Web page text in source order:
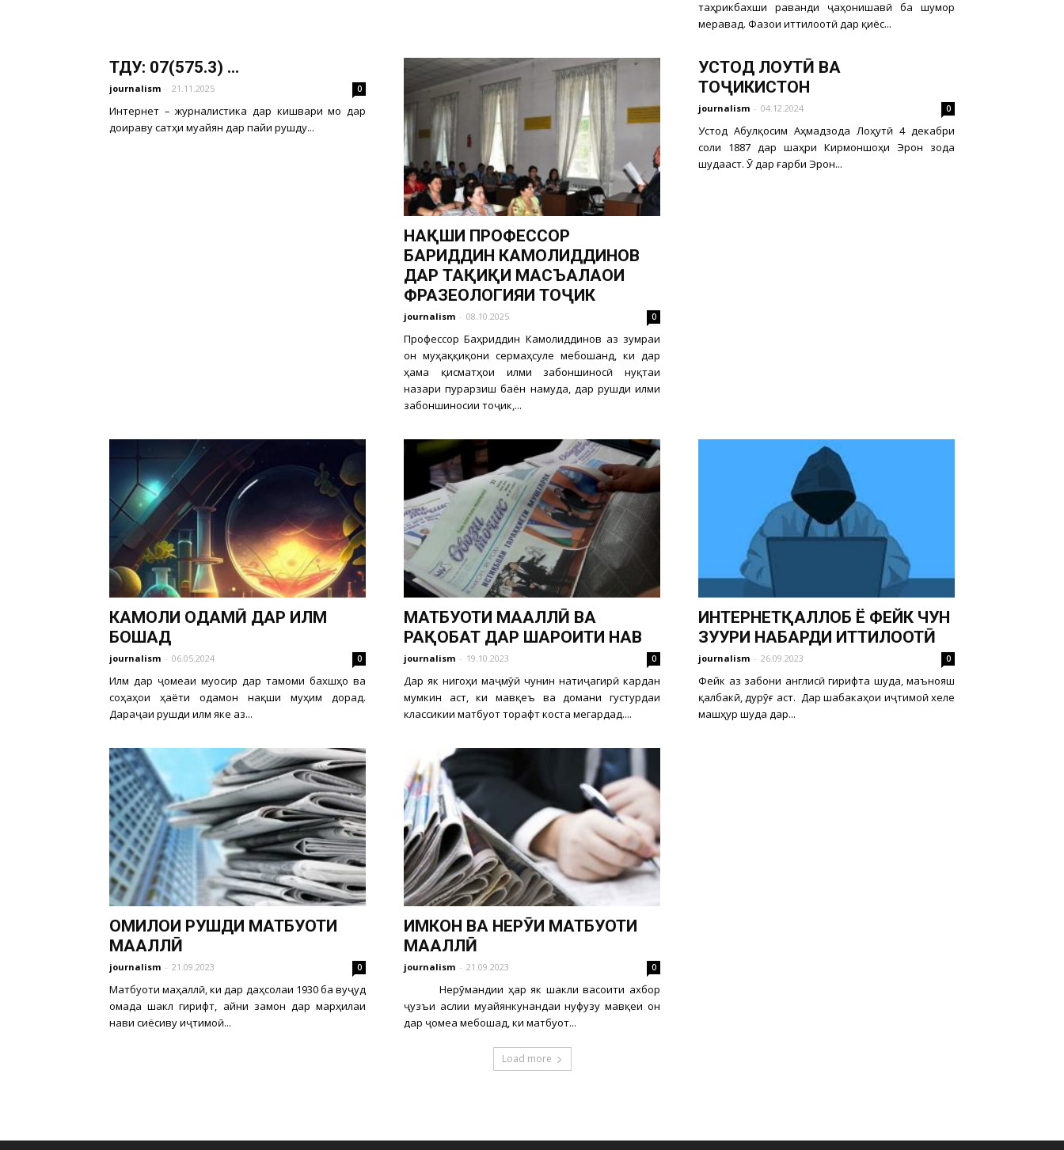
таҳрикбахши раванди ҷаҳонишавӣ ба шумор
меравад. Фазои иттилоотӣ дар қиёс...
ТДУ: 07(575.3) ...
journalism - 21.11.2025 0
Интернет – журналистика дар кишвари мо дар
доираву сатҳи муайян дар пайи рушду...
НАҚШИ ПРОФЕССОР
БАҲРИДДИН КАМОЛИДДИНОВ
ДАР ТАҲҚИҚИ МАСЪАЛАҲОИ
ФРАЗЕОЛОГИЯИ ТОҶИК
journalism - 08.10.2025 0
Профессор Баҳриддин Камолиддинов аз зумраи
он муҳаққиқони сермаҳсуле мебошанд, ки дар
ҳама қисматҳои илми забоншиносӣ нуқтаи
назари пурарзиш баён намуда, дар рушди илми
забоншиносии тоҷик,...
УСТОД ЛОҲУТӢ ВА
ТОҶИКИСТОН
journalism - 04.12.2024 0
Устод Абулқосим Аҳмадзода Лоҳутӣ 4 декабри
соли 1887 дар шаҳри Кирмоншоҳи Эрон зода
шудааст. Ӯ дар ғарби Эрон...
КАМОЛИ ОДАМӢ ДАР ИЛМ
БОШАД
journalism - 06.05.2024 0
Илм дар ҷомеаи муосир дар тамоми бахшҳо ва
соҳаҳои ҳаёти одамон нақши муҳим дорад.
Дараҷаи рушди илм яке аз...
МАТБУОТИ МАҲАЛЛӢ ВА
РАҚОБАТ ДАР ШАРОИТИ НАВ
journalism - 19.10.2023 0
Дар як нигоҳи маҷмӯӣ чунин натиҷагирӣ кардан
мумкин аст, ки мавқеъ ва домани густурдаи
классикии матбуот торафт коста мегардад....
ИНТЕРНЕТҚАЛЛОБ Ё ФЕЙК ЧУН
ЗУҲУРИ НАБАРДИ ИТТИЛООТӢ
journalism - 26.09.2023 0
Фейк аз забони англисӣ гирифта шуда, маънояш
қалбакӣ, дурӯғ аст. Дар шабакаҳои иҷтимоӣ хеле
машҳур шуда дар...
ОМИЛҲОИ РУШДИ МАТБУОТИ
МАҲАЛЛӢ
journalism - 21.09.2023 0
Матбуоти маҳаллӣ, ки дар даҳсолаи 1930 ба вуҷуд
омада шакл гирифт, айни замон дар марҳилаи
нави сиёсиву иҷтимоӣ...
ИМКОН ВА НЕРӮИ МАТБУОТИ
МАҲАЛЛӢ
journalism - 21.09.2023 0
Нерӯмандии ҳар як шакли васоити ахбор
ҷузъи аслии муайянкунандаи нуфузу мавқеи он
дар ҷомеа мебошад, ки матбуот...
Load more